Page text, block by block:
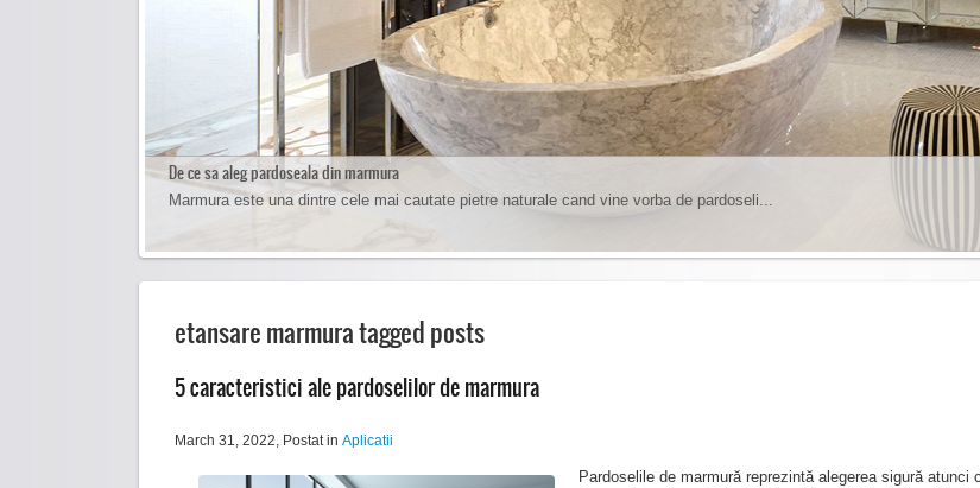
De ce sa aleg pardoseala din marmura
Marmura este una dintre cele mai cautate pietre naturale cand vine vorba de pardoseli...
Cum sa cureti pardoseala de marmura
Curatarea pardoselilor de marmura se face foarte usor insa trebuie sa tineti cont de anumite lucruri...
etansare marmura tagged posts
5 caracteristici ale pardoselilor de marmura
March 31, 2022, Postat in Aplicatii
Pardoselile de marmură reprezintă alegerea sigură atunci